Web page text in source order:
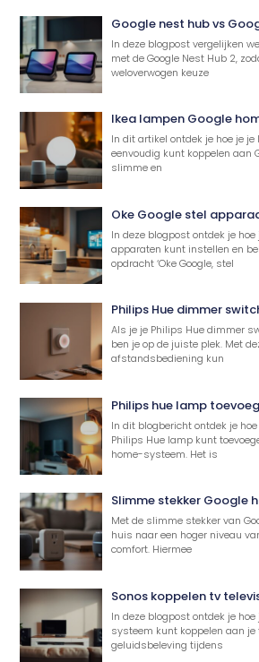
Google nest hub vs
In deze blogpost vergelijken
met de Google Nest Hub 2,
weloverwogen keuze
Ikea lampen Google
In dit artikel ontdek je hoe je je
eenvoudig kunt koppelen aan
slimme en
Oke Google stel
In deze blogpost ontdek je
apparaten kunt instellen en
opdracht ‘Oke Google, stel
Philips Hue dimmer
Als je je Philips Hue dimmer
ben je op de juiste plek. Met
afstandsbediening kun
Philips hue lamp
In dit blogbericht ontdek je
Philips Hue lamp kunt
home-systeem. Het is
Slimme stekker Google
Met de slimme stekker van
huis naar een hoger niveau
comfort. Hiermee
Sonos koppelen tv
In deze blogpost ontdek je hoe
systeem kunt koppelen aan je
geluidsbeleving tijdens